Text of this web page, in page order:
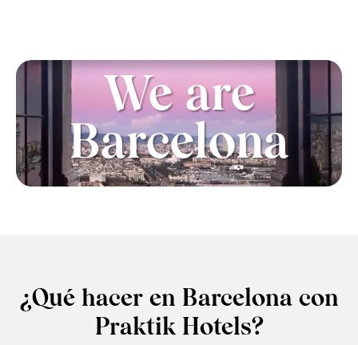
We are
Barcelona
¿Qué hacer en Barcelona con
Praktik Hotels?